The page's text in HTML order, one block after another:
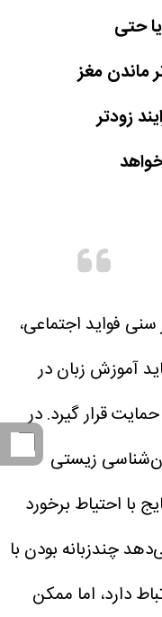
حتی
ماندن مغز
زودتر
سنی فواید اجتماعی،
آموزش زبان در
قرار گیرد.در
زیستی
با احتیاط برخورد
چندزبانه بودن با
دارد، اما ممکن